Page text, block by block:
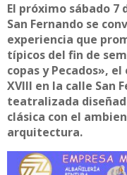
El próximo sábado 7
San Fernando se
experiencia que
típicos del fin de
copas y Pecados»,
XVIII en la calle San
teatralizada
clásica con el
arquitectura.